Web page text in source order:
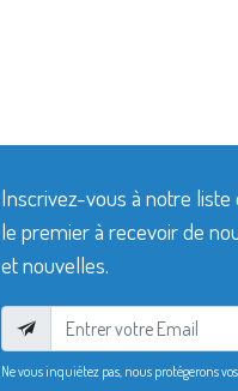
Inscrivez-vous à notre
le premier à recevoir de
et nouvelles.
Ne vous inquiétez pas, nous protégerons